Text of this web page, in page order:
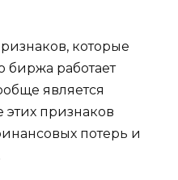
которые
биржа работает
является
признаков
потерь и